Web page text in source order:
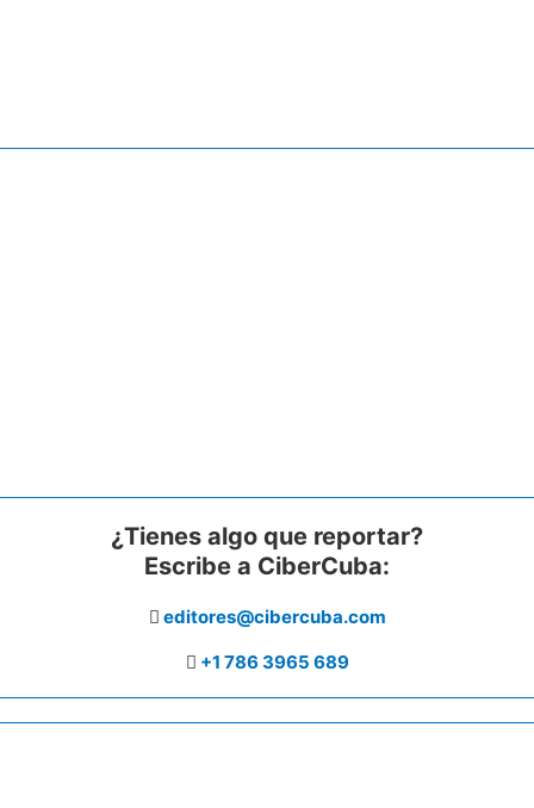
¿Tienes algo que reportar?
Escribe a CiberCuba:
editores@cibercuba.com
+1 786 3965 689